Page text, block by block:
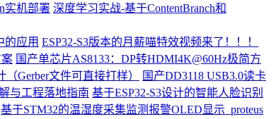
实机部署 深度学习实战-基于ContentBranch和
的应用 ESP32-S3版本的月薪喵特效视频来了！！！
国产单芯片AS8133：DP转HDMI4K@60Hz极简方
Gerber文件可直接打样）
国产DD3118 USB3.0读卡
与工程落地指南 基于ESP32-S3设计的智能人脸识别
基于STM32的温湿度采集监测报警OLED显示_proteus